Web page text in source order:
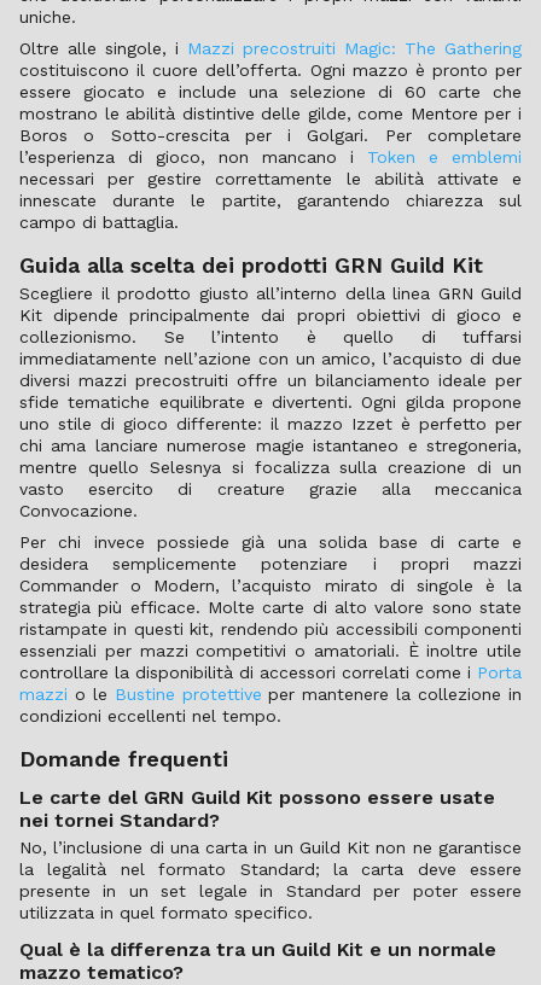
uniche.
Oltre alle singole, i Mazzi precostruiti Magic: The Gathering
costituiscono il cuore dell’offerta. Ogni mazzo è pronto per
essere giocato e include una selezione di 60 carte che
mostrano le abilità distintive delle gilde, come Mentore per i
Boros o Sotto-crescita per i Golgari. Per completare
l’esperienza di gioco, non mancano i Token e emblemi
necessari per gestire correttamente le abilità attivate e
innescate durante le partite, garantendo chiarezza sul
campo di battaglia.
Guida alla scelta dei prodotti GRN Guild Kit
Scegliere il prodotto giusto all’interno della linea GRN Guild
Kit dipende principalmente dai propri obiettivi di gioco e
collezionismo. Se l’intento è quello di tuffarsi
immediatamente nell’azione con un amico, l’acquisto di due
diversi mazzi precostruiti offre un bilanciamento ideale per
sfide tematiche equilibrate e divertenti. Ogni gilda propone
uno stile di gioco differente: il mazzo Izzet è perfetto per
chi ama lanciare numerose magie istantaneo e stregoneria,
mentre quello Selesnya si focalizza sulla creazione di un
vasto esercito di creature grazie alla meccanica
Convocazione.
Per chi invece possiede già una solida base di carte e
desidera semplicemente potenziare i propri mazzi
Commander o Modern, l’acquisto mirato di singole è la
strategia più efficace. Molte carte di alto valore sono state
ristampate in questi kit, rendendo più accessibili componenti
essenziali per mazzi competitivi o amatoriali. È inoltre utile
controllare la disponibilità di accessori correlati come i Porta
mazzi o le Bustine protettive per mantenere la collezione in
condizioni eccellenti nel tempo.
Domande frequenti
Le carte del GRN Guild Kit possono essere usate
nei tornei Standard?
No, l’inclusione di una carta in un Guild Kit non ne garantisce
la legalità nel formato Standard; la carta deve essere
presente in un set legale in Standard per poter essere
utilizzata in quel formato specifico.
Qual è la differenza tra un Guild Kit e un normale
mazzo tematico?